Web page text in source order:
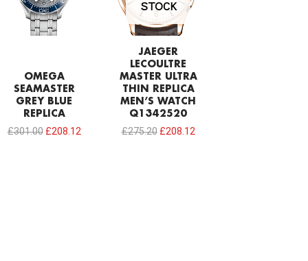
OMEGA
SEAMASTER
GREY BLUE
REPLICA
£301.00 £208.12
STOCK
JAEGER
LECOULTRE
MASTER ULTRA
THIN REPLICA
MEN’S WATCH
Q1342520
£275.20 £208.12